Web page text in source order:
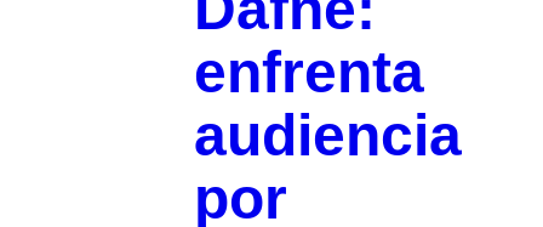
enfrenta
audiencia
por